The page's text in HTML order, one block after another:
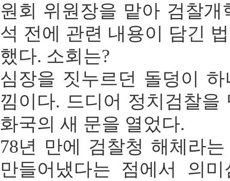
원회 위원장을 맡아 검찰개
석 전에 관련 내용이 담긴
했다. 소회는?
심장을 짓누르던 돌덩이
낌이다. 드디어 정치검찰을
화국의 새 문을 열었다.
78년 만에 검찰청 해체라
만들어냈다는 점에서 의